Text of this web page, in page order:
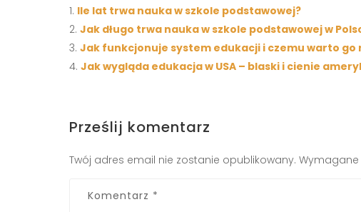
Ile lat trwa nauka w szkole podstawowej?
Jak długo trwa nauka w szkole podstawowej w
Jak funkcjonuje system edukacji i czemu warto go
Jak wygląda edukacja w USA – blaski i cienie
Prześlij komentarz
Twój adres email nie zostanie opublikowany.